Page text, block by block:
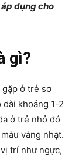
dụng cho
gì?
gặp ở trẻ sơ
khoảng 1-2
ở trẻ nhỏ đó
vàng nhạt.
trí như ngực,